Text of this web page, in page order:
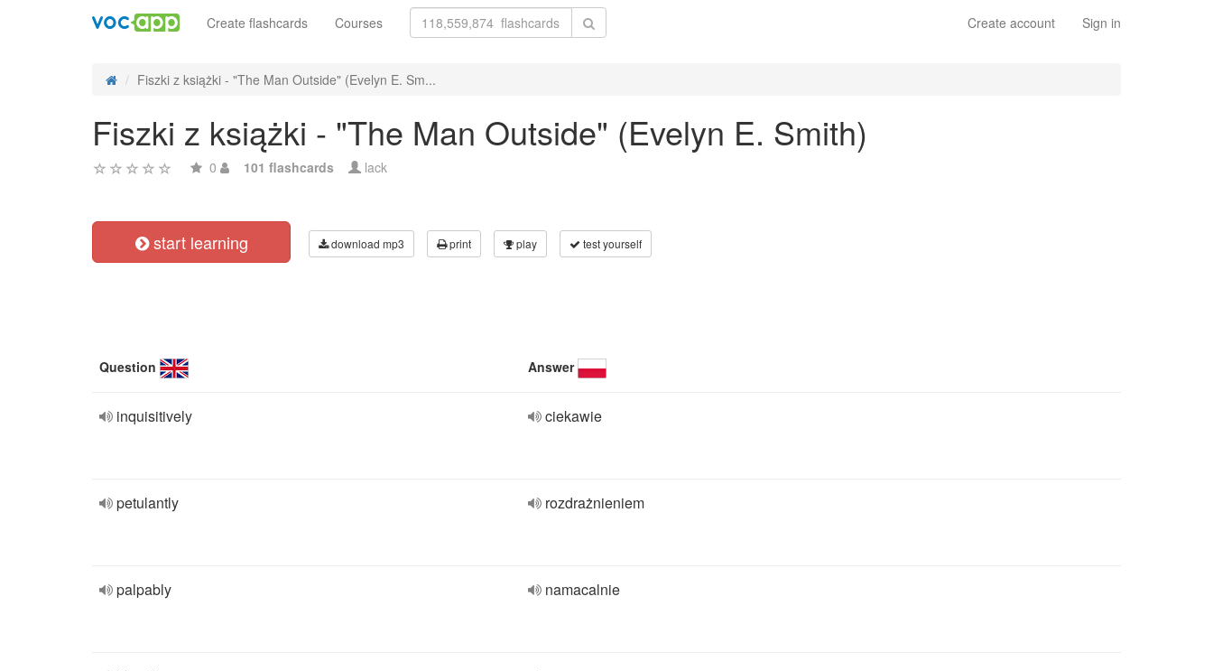
Create account Sign in
Create flashcards Courses
Fiszki z książki - "The Man Outside" (Evelyn E. Sm...
Fiszki z książki - "The Man Outside" (Evelyn E. Smith)
0 101 flashcards lack
start learning download mp3 print play test yourself
Question Answer
inquisitively ciekawie
petulantly rozdrażnieniem
palpably namacalnie